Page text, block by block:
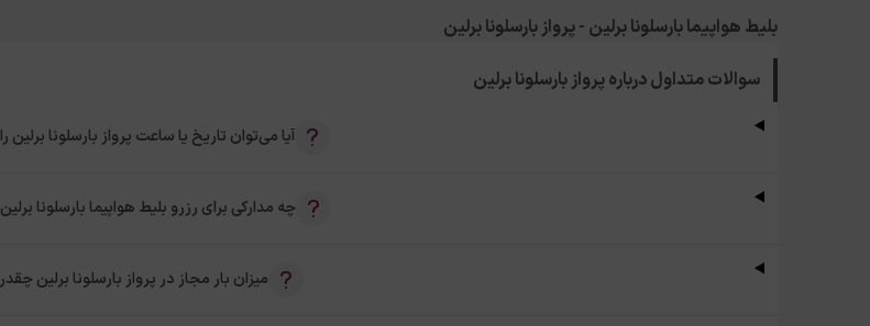
بلیط هواپیما بارسلونا برلین - پرواز بارسلونا برلین
سوالات متداول دربارهپرواز بارسلونا برلین
آیا می‌توان تاریخ یا ساعت پرواز بارسلونا برلین
چه مدارکی برای رزرو بلیط هواپیما بارسلونا
میزان بار مجاز در پرواز بارسلونا برلین